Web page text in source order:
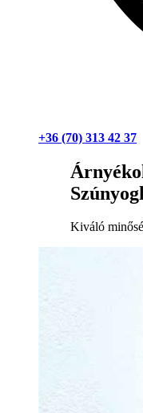
+36 (70) 313 42 37
Kiváló